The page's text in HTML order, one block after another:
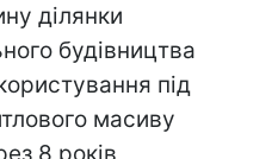
ділянки
будівництва
під
масиву